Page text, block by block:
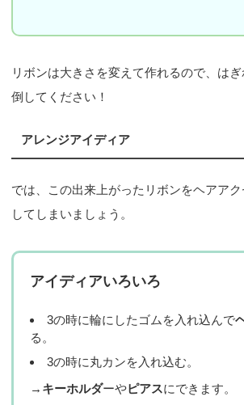
リボンは大きさを変えて作れるので、は
倒してください！
アレンジアイディア
では、この出来上がったリボンをヘアア
してしまいましょう。
アイディアいろいろ
3の時に輪にしたゴムを入れ込んで
る。
3の時に丸カンを入れ込む。
→ キーホルダーやピアスにできます。